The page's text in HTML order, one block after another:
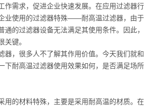
作需求，促进企业快速发展。在应用过滤器行
业使用的过滤器特殊——耐高温过滤器，由于
通的过滤器设备无法满足其使用条件。因此，
键。
，很多人不了解其作用价值。今天我们就和
下耐高温过滤器使用效果如何，是否满足场所
的材料特殊，主要是采用耐高温的材质。在